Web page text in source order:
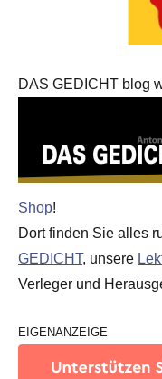
DAS GEDICHT blog
Shop!
Dort finden Sie alles
GEDICHT, unsere
Verleger und
EIGENANZEIGE